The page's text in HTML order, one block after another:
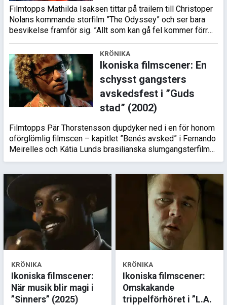
Filmtopps Mathilda Isaksen tittar på trailern till Christoper
Nolans kommande storfilm ”The Odyssey” och ser bara
besvikelse framför sig. ”Allt som kan gå fel kommer förr
eller senare…
KRÖNIKA
Ikoniska filmscener: En
schysst gangsters
avskedsfest i ”Guds
stad” (2002)
Filmtopps Pär Thorstensson djupdyker ned i en för honom
oförglömlig filmscen – kapitlet ”Benés avsked” i Fernando
Meirelles och Kátia Lunds brasilianska slumgangsterfilm
”Guds stad” f…
KRÖNIKA
Ikoniska filmscener:
Omskakande
trippelförhöret i ”L.A.
KRÖNIKA
Ikoniska filmscener:
När musik blir magi i
”Sinners” (2025)